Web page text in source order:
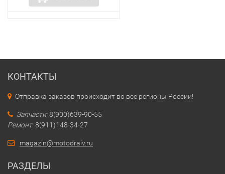
КОНТАКТЫ
Отправка заказов происходит во все регионы России!
Запчасти:8(900)639-90-55
Ремонт:8(911)148-34-27
magazin@motodraiv.ru
РАЗДЕЛЫ